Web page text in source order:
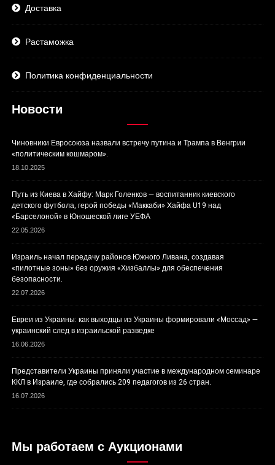
Доставка
Растаможка
Политика конфиденциальности
Новости
Чиновники Евросоюза назвали встречу путина и Трампа в Венгрии
«политическим кошмаром».
18.10.2025
Путь из Киева в Хайфу: Марк Голенков — воспитанник киевского
детского футбола, герой победы «Маккаби» Хайфа U19 над
«Барселоной» в Юношеской лиге УЕФА
22.05.2026
Израиль начал передачу районов Южного Ливана, создавая
«пилотные зоны» без оружия «Хизбаллы» для обеспечения
безопасности.
22.07.2026
Евреи из Украины: как выходцы из Украины формировали «Моссад» —
украинский след в израильской разведке
16.06.2026
Представители Украины приняли участие в международном семинаре
ККЛ в Израиле, где собрались 209 педагогов из 26 стран.
16.07.2026
Мы работаем с Аукционами